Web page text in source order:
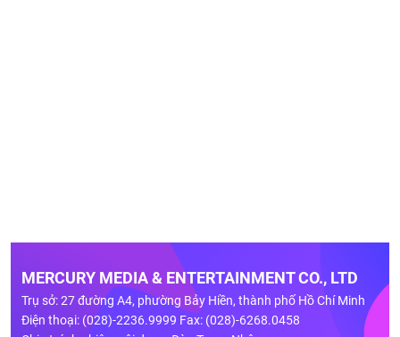
MERCURY MEDIA & ENTERTAINMENT CO., LTD
Trụ sở: 27 đường A4, phường Bảy Hiền, thành phố Hồ Chí Minh
Điện thoại: (028)-2236.9999 Fax: (028)-6268.0458